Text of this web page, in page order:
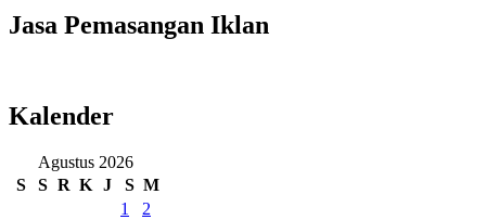
Jasa Pemasangan Iklan
Kalender
Agustus 2026
S
S R K J S M
1
2